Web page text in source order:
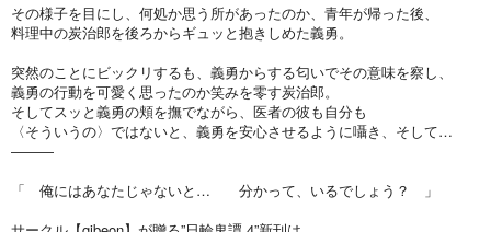
その様子を目にし、何処か思う所があったのか、青年が帰った後、
料理中の炭治郎を後ろからギュッと抱きしめた義勇。
突然のことにビックリするも、義勇からする匂いでその意味を察し、
義勇の行動を可愛く思ったのか笑みを零す炭治郎。
そしてスッと義勇の頬を撫でながら、医者の彼も自分も
〈そういうの〉ではないと、義勇を安心させるように囁き、そして…
―――
「 俺にはあなたじゃないと… 分かって、いるでしょう？ 」